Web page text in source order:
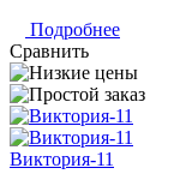
Подробнее
Сравнить
Виктория-11